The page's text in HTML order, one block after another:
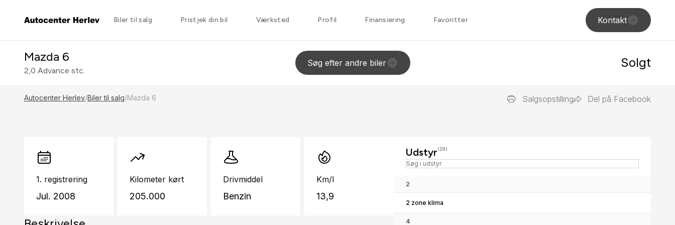
Biler til salg Pristjek din bil Værksted Profil Finansiering Favoritter Kontakt
Mazda 6
2,0 Advance stc.
Søg efter andre biler Solgt
Autocenter Herlev/Biler til salg/Mazda 6 Salgsopstilling Del på Facebook
1. registrering
Jul. 2008
Kilometer kørt
205.000
Drivmiddel
Benzin
Km/l
13,9
Udstyr(29)
2
2 zone klima
4